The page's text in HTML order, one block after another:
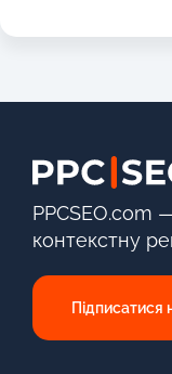
PPCSEO.com
контекстну
Підписатися